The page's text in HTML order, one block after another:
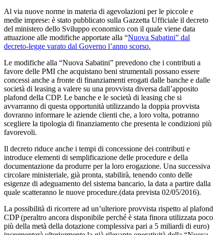
Al via nuove norme in materia di agevolazioni per le piccole e
medie imprese: è stato pubblicato sulla Gazzetta Ufficiale il decreto
del ministero dello Sviluppo economico con il quale viene data
attuazione alle modifiche apportate alla “Nuova Sabatini” dal
decreto-legge varato dal Governo l’anno scorso.
Le modifiche alla “Nuova Sabatini” prevedono che i contributi a
favore delle PMI che acquistano beni strumentali possano essere
concessi anche a fronte di finanziamenti erogati dalle banche e dalle
società di leasing a valere su una provvista diversa dall’apposito
plafond della CDP. Le banche e le società di leasing che si
avvarranno di questa opportunità utilizzando la doppia provvista
dovranno informare le aziende clienti che, a loro volta, potranno
scegliere la tipologia di finanziamento che presenta le condizioni più
favorevoli.
Il decreto riduce anche i tempi di concessione dei contributi e
introduce elementi di semplificazione delle procedure e della
documentazione da produrre per la loro erogazione. Una successiva
circolare ministeriale, già pronta, stabilirà, tenendo conto delle
esigenze di adeguamento del sistema bancario, la data a partire dalla
quale scatteranno le nuove procedure.(data prevista 02/05/2016).
La possibilità di ricorrere ad un’ulteriore provvista rispetto al plafond
CDP (peraltro ancora disponibile perché è stata finora utilizzata poco
più della metà della dotazione complessiva pari a 5 miliardi di euro)